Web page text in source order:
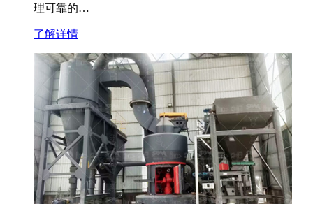
理可靠的…
了解详情